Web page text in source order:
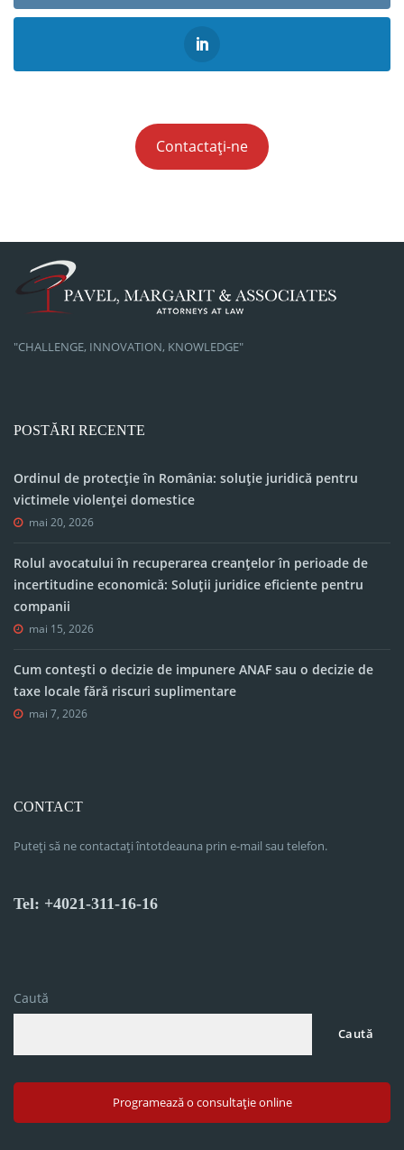
Contactați-ne
"CHALLENGE, INNOVATION, KNOWLEDGE"
POSTĂRI RECENTE
Ordinul de protecție în România: soluție juridică pentru
victimele violenței domestice
mai 20, 2026
Rolul avocatului în recuperarea creanțelor în perioade de
incertitudine economică: Soluții juridice eficiente pentru
companii
mai 15, 2026
Cum contești o decizie de impunere ANAF sau o decizie de
taxe locale fără riscuri suplimentare
mai 7, 2026
CONTACT
Puteți să ne contactați întotdeauna prin e-mail sau telefon.
Tel: +4021-311-16-16
Caută
Caută
Programează o consultație online